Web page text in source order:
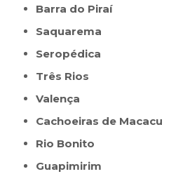
Barra do Piraí
Saquarema
Seropédica
Três Rios
Valença
Cachoeiras de Macacu
Rio Bonito
Guapimirim